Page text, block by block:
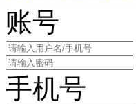
账号
手机号